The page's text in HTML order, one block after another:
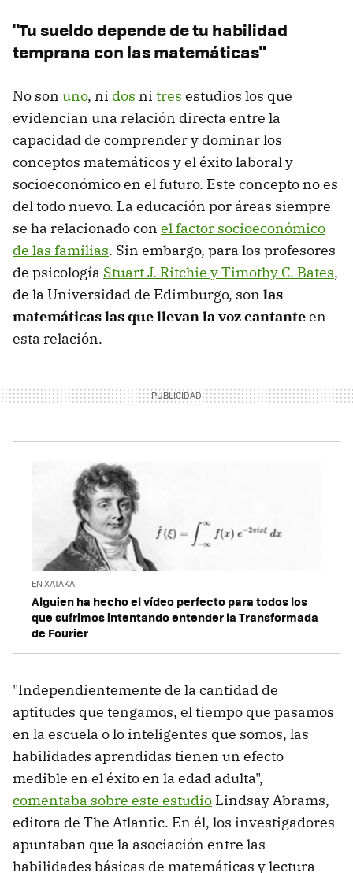
"Tu sueldo depende de tu habilidad
temprana con las matemáticas"
No son uno, ni dos ni tres estudios los que
evidencian una relación directa entre la
capacidad de comprender y dominar los
conceptos matemáticos y el éxito laboral y
socioeconómico en el futuro. Este concepto no es
del todo nuevo. La educación por áreas siempre
se ha relacionado con el factor socioeconómico
de las familias. Sin embargo, para los profesores
de psicología Stuart J. Ritchie y Timothy C. Bates,
de la Universidad de Edimburgo, son las
matemáticas las que llevan la voz cantanteen
esta relación.
EN XATAKA
Alguien ha hecho el vídeo perfecto para todos los
que sufrimos intentando entender la Transformada
de Fourier
"Independientemente de la cantidad de
aptitudes que tengamos, el tiempo que pasamos
en la escuela o lo inteligentes que somos, las
habilidades aprendidas tienen un efecto
medible en el éxito en la edad adulta",
comentaba sobre este estudio Lindsay Abrams,
editora de The Atlantic. En él, los investigadores
apuntaban que la asociación entre las
habilidades básicas de matemáticas y lectura